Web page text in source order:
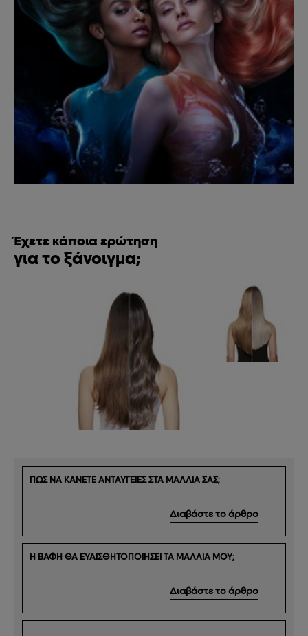
Έχετε κάποια ερώτηση
για το ξάνοιγμα;
ΠΩΣ ΝΑ ΚΑΝΕΤΕ ΑΝΤΑΥΓΕΙΕΣ ΣΤΑ ΜΑΛΛΙΑ ΣΑΣ;
Διαβάστε το άρθρο
Η ΒΑΦΗ ΘΑ ΕΥΑΙΣΘΗΤΟΠΟΙΗΣΕΙ ΤΑ ΜΑΛΛΙΑ ΜΟΥ;
Διαβάστε το άρθρο